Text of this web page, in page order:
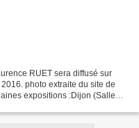
RUET sera diffusé sur
photo extraite du site de
expositions :Dijon (Salle